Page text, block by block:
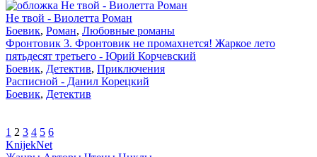
Не твой - Виолетта Роман
Боевик, Роман, Любовные романы
Фронтовик 3. Фронтовик не промахнется! Жаркое лето
пятьдесят третьего - Юрий Корчевский
Боевик, Детектив, Приключения
Расписной - Данил Корецкий
Боевик, Детектив
1 2 3 4 5 6
KnijekNet